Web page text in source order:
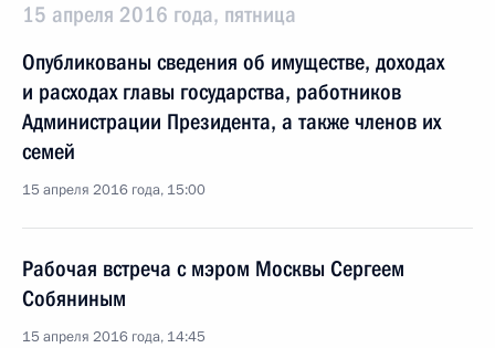
15 апреля 2016 года, пятница
Опубликованы сведения об имуществе, доходах
и расходах главы государства, работников
Администрации Президента, а также членов их
семей
15 апреля 2016 года, 15:00
Рабочая встреча с мэром Москвы Сергеем
Собяниным
15 апреля 2016 года, 14:45